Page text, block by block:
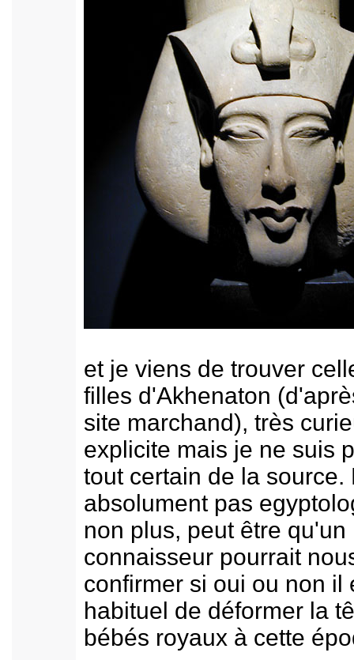
et je viens de trouver
filles d'Akhenaton
site marchand), très
explicite mais je ne suis
tout certain de la source.
absolument pas
non plus, peut être qu'un
connaisseur pourrait
confirmer si oui ou non il
habituel de déformer la
bébés royaux à cette